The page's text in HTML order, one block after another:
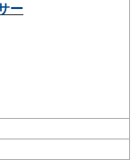
ー